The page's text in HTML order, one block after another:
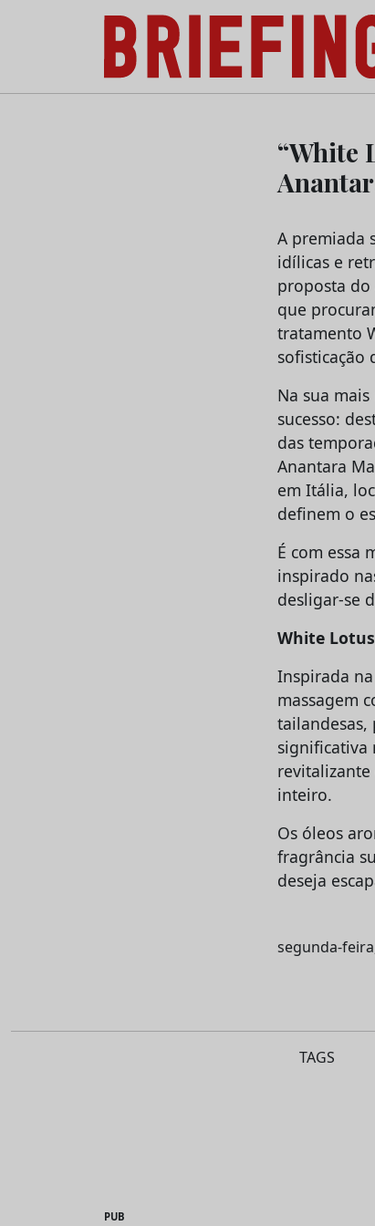
Briefing: Todas as notícias sobre os
“White
A premiada
idílicas e
proposta do
que
tratamento
sofisticação
Na sua
sucesso:
das
Anantara
em Itália,
definem o
É com essa
inspirado
desligar-se
White
Inspirada
massagem
tailandesas,
significativa
inteiro.
Os óleos
fragrância
deseja
segunda-
TAGS
PUB